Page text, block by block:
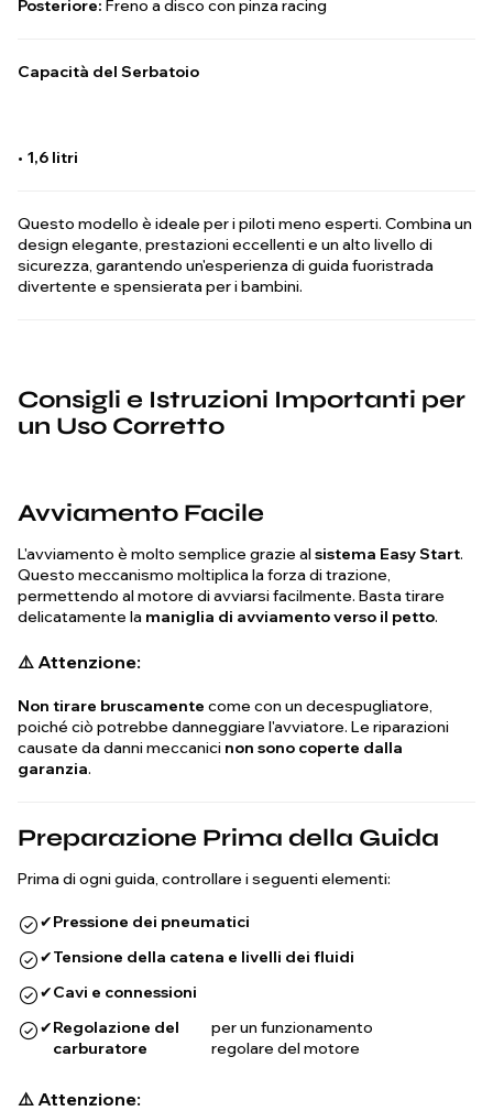
Posteriore: Freno a disco con pinza racing
Capacità del Serbatoio
• 1,6 litri
Questo modello è ideale per i piloti meno esperti. Combina un
design elegante, prestazioni eccellenti e un alto livello di
sicurezza, garantendo un'esperienza di guida fuoristrada
divertente e spensierata per i bambini.
Consigli e Istruzioni Importanti per
un Uso Corretto
Avviamento Facile
L'avviamento è molto semplice grazie alsistema Easy Start.
Questo meccanismo moltiplica la forza di trazione,
permettendo al motore di avviarsi facilmente. Basta tirare
delicatamente la maniglia di avviamento verso il petto.
⚠️ Attenzione:
Non tirare bruscamente come con un decespugliatore,
poiché ciò potrebbe danneggiare l'avviatore. Le riparazioni
causate da danni meccanici non sono coperte dalla
garanzia.
Preparazione Prima della Guida
Prima di ogni guida, controllare i seguenti elementi:
✔Pressione dei pneumatici
✔Tensione della catena e livelli dei fluidi
✔Cavi e connessioni
✔Regolazione del
carburatore
per un funzionamento
regolare del motore
⚠️ Attenzione: